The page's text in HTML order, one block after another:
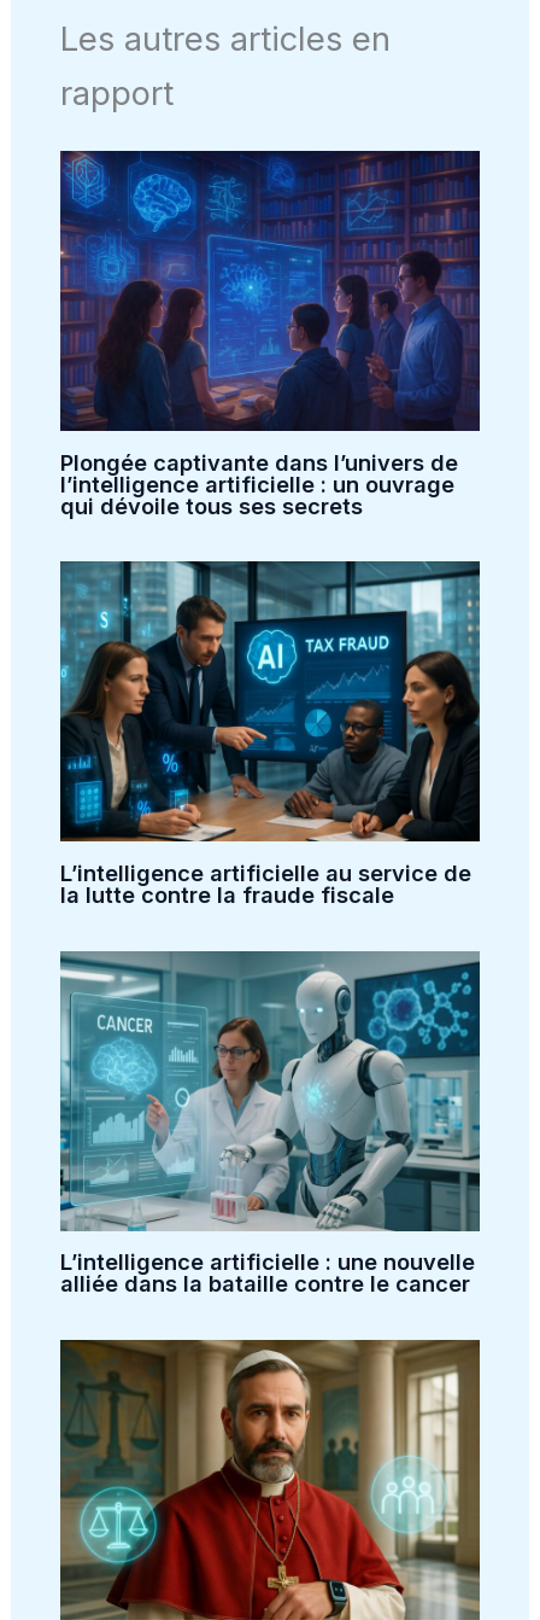
Les autres articles en
rapport
Plongée captivante dans l’univers de
l’intelligence artificielle : un ouvrage
qui dévoile tous ses secrets
L’intelligence artificielle au service de
la lutte contre la fraude fiscale
L’intelligence artificielle : une nouvelle
alliée dans la bataille contre le cancer